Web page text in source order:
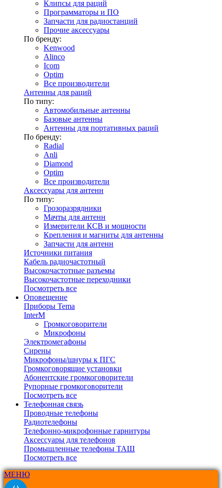
Клипсы для раций
Программаторы и ПО
Запчасти для радиостанций
Прочие аксессуары
По бренду:
Kenwood
Alinco
Icom
Optim
Все производители
Антенны для раций
По типу:
Автомобильные антенны
Базовые антенны
Антенны для портативных раций
По бренду:
Radial
Anli
Diamond
Optim
Все производители
Аксессуары для антенн
По типу:
Грозоразрядники
Мачты для антенн
Измерители КСВ и мощности
Крепления и магниты для антенны
Запчасти для антенн
Источники питания
Кабель радиочастотный
Высокочастотные разъемы
Высокочастотные переходники
Посмотреть все
Оповещение
Приборы Tema
InterM
Громкоговорители
Микрофоны
Электромегафоны
Сирены
Микрофоны/шнуры к ПГС
Громкоговорящие установки
Абонентские громкоговорители
Рупорные громкоговорители
Посмотреть все
Телефонная связь
Проводные телефоны
Радиотелефоны
Телефонно-микрофонные гарнитуры
Аксессуары для телефонов
Промышленные телефоны ТАШ
Посмотреть все
МЕНЮ